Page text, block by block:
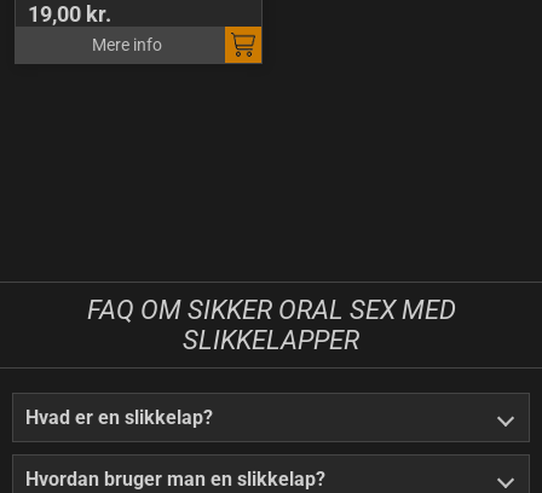
19,00 kr.
Mere info
FAQ OM SIKKER ORAL SEX MED
SLIKKELAPPER
Hvad er en slikkelap?
Hvordan bruger man en slikkelap?